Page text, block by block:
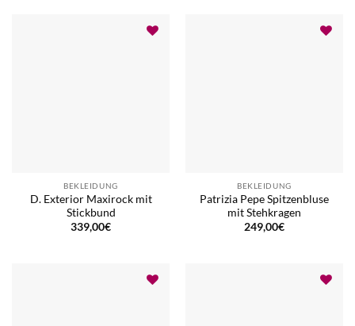
BEKLEIDUNG
D. Exterior Maxirock mit
Stickbund
339,00€
BEKLEIDUNG
Patrizia Pepe Spitzenbluse
mit Stehkragen
249,00€